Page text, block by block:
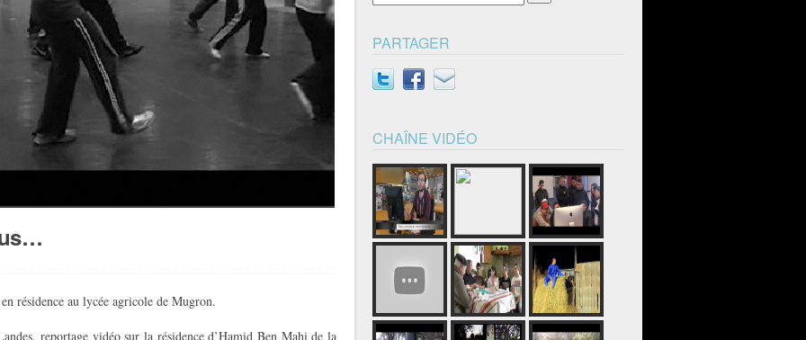
résidence au lycée agricole de Mugron.
reportage vidéo sur la résidence d’Hamid Ben Mahi de la
PARTAGER
CHAÎNE VIDÉO